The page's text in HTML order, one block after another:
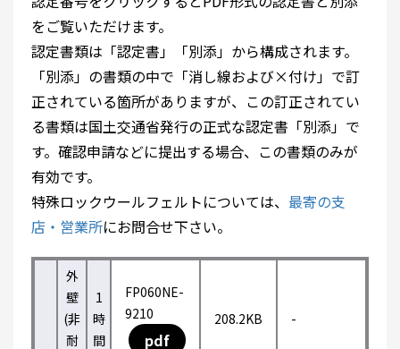
をご覧いただけます。
認定書類は「認定書」「別添」から構成されます。
「別添」の書類の中で「消し線および×付け」で訂
正されている箇所がありますが、この訂正されてい
る書類は国土交通省発行の正式な認定書「別添」で
す。確認申請などに提出する場合、この書類のみが
有効です。
特殊ロックウールフェルトについては、 最寄の支
店・営業所にお問合せ下さい。
外
壁
(非
耐
1
時
間
FP060NE-
9210
pdf
208.2KB -